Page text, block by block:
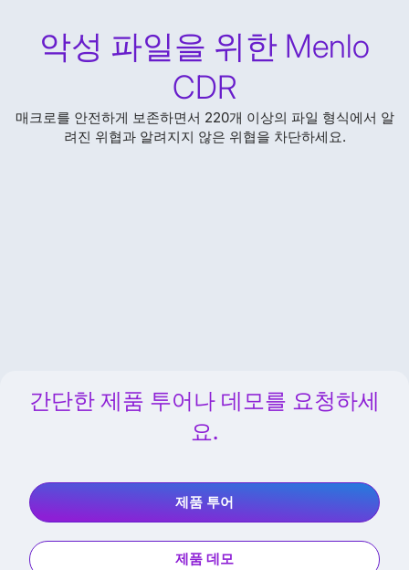
악성 파일을 위한 Menlo
CDR
매크로를 안전하게 보존하면서 220개 이상의 파일 형식에서 알
려진 위협과 알려지지 않은 위협을 차단하세요.
간단한 제품 투어나 데모를 요청하세
요.
제품 투어
제품 데모